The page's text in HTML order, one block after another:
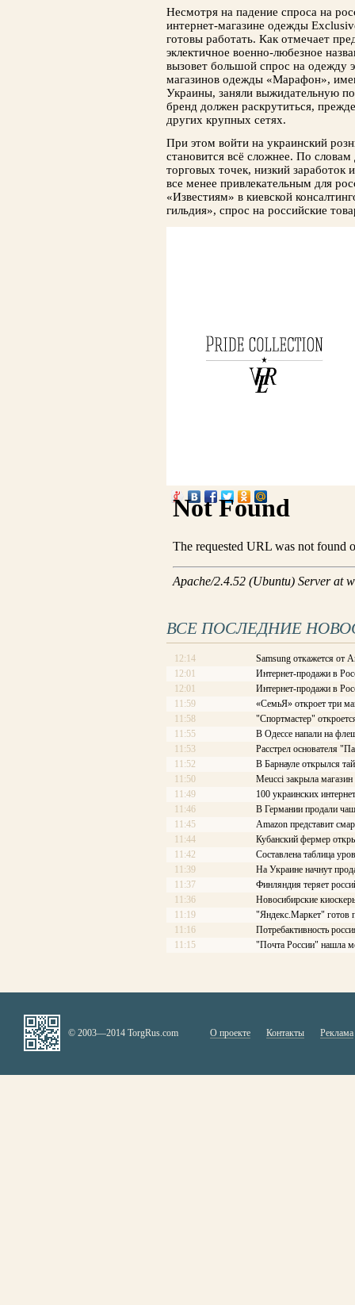
Несмотря на падение спроса на
интернет-магазине одежды
готовы работать. Как отмечает
эклектичное военно-любезное
вызовет большой спрос на одежду
магазинов одежды «Марафон»,
Украины, заняли выжидательную
бренд должен раскрутиться,
других крупных сетях.
При этом войти на украинский
становится всё сложнее. По
торговых точек, низкий заработок
все менее привлекательным для
«Известиям» в киевской
гильдия», спрос на российские
ВСЕ ПОСЛЕДНИЕ
12:14
Samsung откажется от
12:01
Интернет-продажи в
12:01
Интернет-продажи в
11:59
«СемьЯ» откроет три
11:58
"Спортмастер"
11:55
В Одессе напали на
11:53
Расстрел основателя
11:52
В Барнауле открылся
11:50
Meucci закрыла
11:49
100 украинских
11:46
В Германии продали
11:45
Amazon представит
11:44
Кубанский фермер
11:42
Составлена таблица
11:39
На Украине начнут
11:37
Финляндия теряет
11:36
Новосибирские
11:19
"Яндекс.Маркет" готов
11:16
Потребактивность
11:15
"Почта России" нашла
© 2003—2014 TorgRus.com О проекте Контакты Реклама